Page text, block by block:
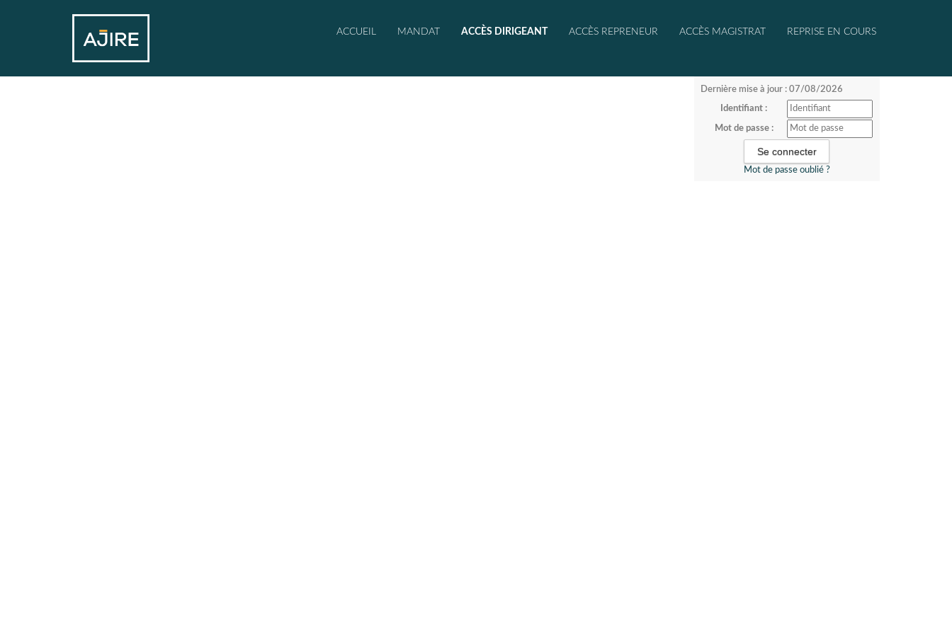
ACCUEIL MANDAT ACCÈS DIRIGEANT ACCÈS REPRENEUR ACCÈS MAGISTRAT REPRISE EN COURS
Dernière mise à jour : 07/08/2026
Identifiant :
Mot de passe :
Mot de passe oublié ?